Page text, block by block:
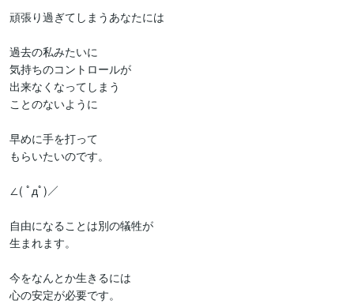
頑張り過ぎてしまうあなたには
過去の私みたいに
気持ちのコントロールが
出来なくなってしまう
ことのないように
早めに手を打って
もらいたいのです。
∠( ﾟдﾟ)／
自由になることは別の犠牲が
生まれます。
今をなんとか生きるには
心の安定が必要です。